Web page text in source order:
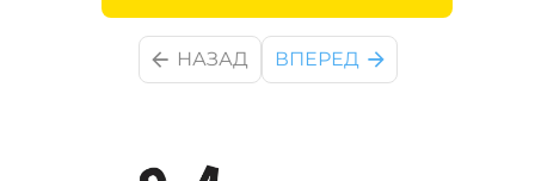
НАЗАД ВПЕРЕД